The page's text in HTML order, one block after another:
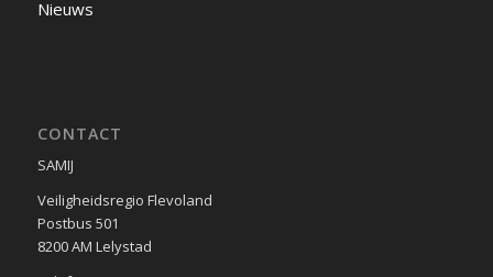
Nieuws
CONTACT
SAMIJ
Veiligheidsregio Flevoland
Postbus 501
8200 AM Lelystad